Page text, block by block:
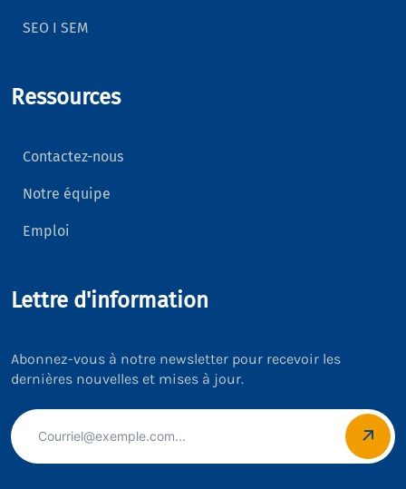
SEO I SEM
Ressources
Contactez-nous
Notre équipe
Emploi
Lettre d'information
Abonnez-vous à notre newsletter pour recevoir les
dernières nouvelles et mises à jour.